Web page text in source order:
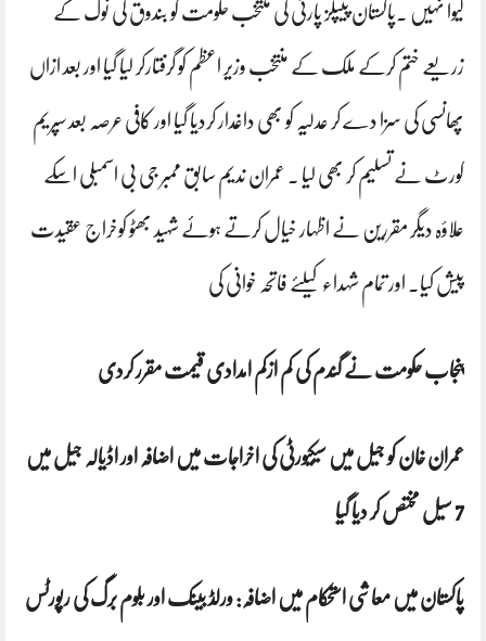
لیوا نہیں ۔پاکستان پیپلز پارٹی کی منتخب حکومت کو بندوق کی نوک کے
زریعے ختم کرکے ملک کے منتخب وزیر اعظم کو گرفتارکر لیا گیا اور بعد ازاں
پھانسی کی سزا دے کر عدلیہ کو بھی داغدار کردیا گیا اور کافی عرصہ بعد سپریم
کورٹ نے تسلیم کر بھی لیا ۔ عمران ندیم سابق ممبر جی بی اسمبلی اسکے
علاؤہ دیگر مقررین نے اظہار خیال کرتے ہوئے شہید بھٹو کوخراج عقیدت
پیش کیا۔ اور تمام شہداء کیلئے فاتحہ خوانی کی
پنجاب حکومت نے گندم کی کم ازکم امدادی قیمت مقرر کردی
عمران خان کو جیل میں سیکیورٹی کی اخراجات میں اضافہ اور اڈیالہ جیل میں
7 سیل مختص کر دیا گیا
پاکستان میں معاشی استحکام میں اضافہ: ورلڈ بینک اور بلوم برگ کی رپورٹس